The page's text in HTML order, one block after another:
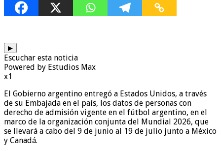
▶
Escuchar esta noticia
Powered by Estudios Max
x1
El Gobierno argentino entregó a Estados Unidos, a través
de su Embajada en el país, los datos de personas con
derecho de admisión vigente en el fútbol argentino, en el
marco de la organización conjunta del Mundial 2026, que
se llevará a cabo del 9 de junio al 19 de julio junto a México
y Canadá.